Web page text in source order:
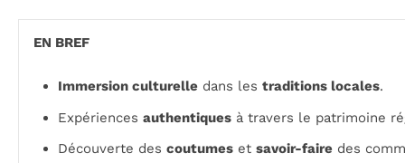
EN BREF
Immersion culturelle dans les traditions locales.
Expériences authentiques à travers le patrimoine
Découverte des coutumes et savoir-faire des